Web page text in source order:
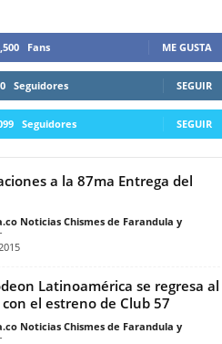
Fans ME GUSTA
Seguidores SEGUIR
Seguidores SEGUIR
a la 87ma Entrega del
Noticias Chismes de Farandula y
-
Latinoamérica se regresa al
con el estreno de Club 57
Noticias Chismes de Farandula y
-